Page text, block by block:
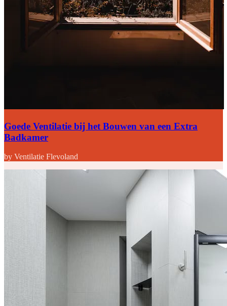
Goede Ventilatie bij het Bouwen van een Extra
Badkamer
by Ventilatie Flevoland